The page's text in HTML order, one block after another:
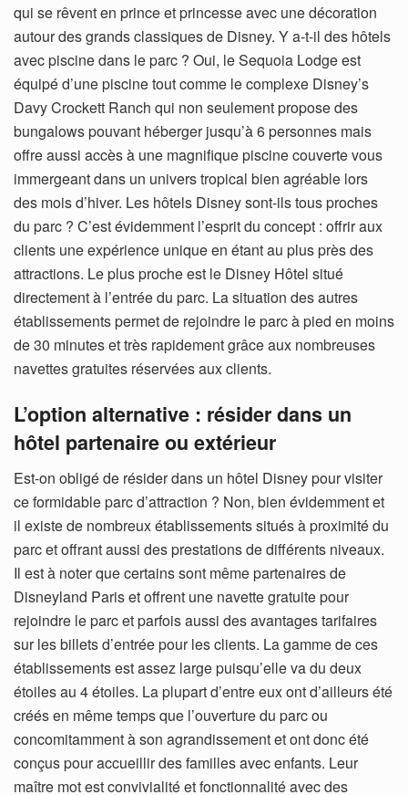
qui se rêvent en prince et princesse avec une décoration
autour des grands classiques de Disney. Y a-t-il des hôtels
avec piscine dans le parc ? Oui, le Sequoia Lodge est
équipé d’une piscine tout comme le complexe Disney’s
Davy Crockett Ranch qui non seulement propose des
bungalows pouvant héberger jusqu’à 6 personnes mais
offre aussi accès à une magnifique piscine couverte vous
immergeant dans un univers tropical bien agréable lors
des mois d’hiver. Les hôtels Disney sont-ils tous proches
du parc ? C’est évidemment l’esprit du concept : offrir aux
clients une expérience unique en étant au plus près des
attractions. Le plus proche est le Disney Hôtel situé
directement à l’entrée du parc. La situation des autres
établissements permet de rejoindre le parc à pied en moins
de 30 minutes et très rapidement grâce aux nombreuses
navettes gratuites réservées aux clients.
L’option alternative : résider dans un
hôtel partenaire ou extérieur
Est-on obligé de résider dans un hôtel Disney pour visiter
ce formidable parc d’attraction ? Non, bien évidemment et
il existe de nombreux établissements situés à proximité du
parc et offrant aussi des prestations de différents niveaux.
Il est à noter que certains sont même partenaires de
Disneyland Paris et offrent une navette gratuite pour
rejoindre le parc et parfois aussi des avantages tarifaires
sur les billets d’entrée pour les clients. La gamme de ces
établissements est assez large puisqu’elle va du deux
étoiles au 4 étoiles. La plupart d’entre eux ont d’ailleurs été
créés en même temps que l’ouverture du parc ou
concomitamment à son agrandissement et ont donc été
conçus pour accueillir des familles avec enfants. Leur
maître mot est convivialité et fonctionnalité avec des